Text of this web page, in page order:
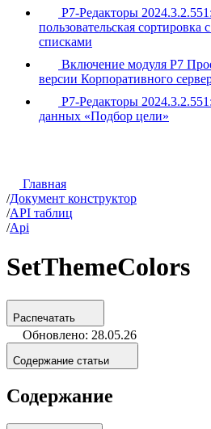
Р7-Редакторы
пользовательская сортировка
списками
Включение модуля Р7
версии Корпоративного
Р7-Редакторы
данных «Подбор цели»
Главная
/Документ конструктор
/API таблиц
/Api
SetThemeColors
Распечатать
Обновлено: 28.05.26
Содержание статьи
Содержание